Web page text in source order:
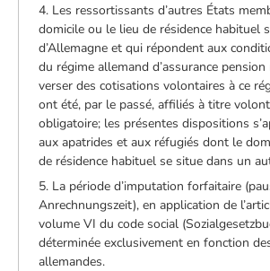
4. Les ressortissants d’autres États
domicile ou le lieu de résidence habituel
d’Allemagne et qui répondent aux
du régime allemand d’assurance
verser des cotisations volontaires à ce
ont été, par le passé, affiliés à titre
obligatoire; les présentes dispositions
aux apatrides et aux réfugiés dont le
de résidence habituel se situe dans un
5. La période d’imputation forfaitaire
Anrechnungszeit), en application de
volume VI du code social
déterminée exclusivement en fonction
allemandes.